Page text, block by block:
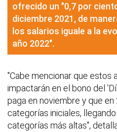
ofrecido un "0,7 por
diciembre 2021, de
los salarios iguale a la
año 2022".
"Cabe mencionar que estos
impactarán en el bono del
paga en noviembre y que
categorías iniciales,
categorías más altas",